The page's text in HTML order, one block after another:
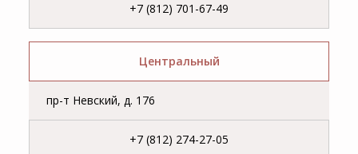
+7 (812) 701-67-49
Центральный
пр-т Невский, д. 176
+7 (812) 274-27-05